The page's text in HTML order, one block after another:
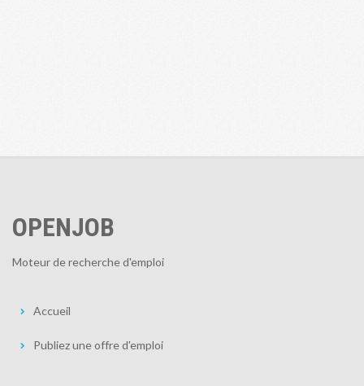
OPENJOB
Moteur de recherche d'emploi
Accueil
Publiez une offre d'emploi